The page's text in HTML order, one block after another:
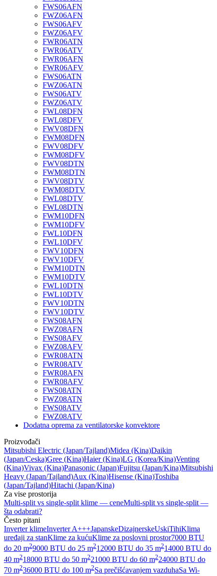
FWS06AFN
FWZ06AFN
FWS06AFV
FWZ06AFV
FWR06ATN
FWR06ATV
FWR06AFN
FWR06AFV
FWS06ATN
FWZ06ATN
FWS06ATV
FWZ06ATV
FWL08DFN
FWL08DFV
FWV08DFN
FWM08DFN
FWV08DFV
FWM08DFV
FWV08DTN
FWM08DTN
FWV08DTV
FWM08DTV
FWL08DTV
FWL08DTN
FWM10DFN
FWM10DFV
FWL10DFN
FWL10DFV
FWV10DFN
FWV10DFV
FWM10DTN
FWM10DTV
FWL10DTN
FWL10DTV
FWV10DTN
FWV10DTV
FWS08AFN
FWZ08AFN
FWS08AFV
FWZ08AFV
FWR08ATN
FWR08ATV
FWR08AFN
FWR08AFV
FWS08ATN
FWZ08ATN
FWS08ATV
FWZ08ATV
Dodatna oprema za ventilatorske konvektore
Proizvođači
Mitsubishi Electric (Japan/Tajland)Midea (Kina)Daikin
(Japan/Ceska)Gree (Kina)Haier (Kina)LG (Korea/Kina)Venting
(Kina)Vivax (Kina)Panasonic (Japan)Fujitsu (Japan/Kina)Mitsubishi
Heavy (Japan/Tajland)Aux (Kina)Hisense (Kina)Toshiba
(Japan/Tajland)Hitachi (Japan/Kina)
Za vise prostorija
Multi-split vs single-split klime — ceneMulti-split vs single-split —
šta odabrati?
Često pitani
Inverter klimeInverter A+++JapanskeDizajnerskeUskiTihiKlima
uređaji za stanKlime za kućuKlime za poslovni prostor7000 BTU
do 20 m29000 BTU do 25 m212000 BTU do 35 m214000 BTU do
40 m218000 BTU do 50 m221000 BTU do 60 m224000 BTU do
70 m236000 BTU do 100 m2Sa prečišćavanjem vazduhaSa Wi-